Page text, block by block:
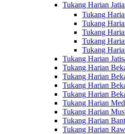
Tukang Harian
Tukang
Tukang
Tukang
Tukang
Tukang
Tukang Harian
Tukang Harian
Tukang Harian
Tukang Harian
Tukang Harian
Tukang Harian
Tukang Harian
Tukang Harian
Tukang Harian